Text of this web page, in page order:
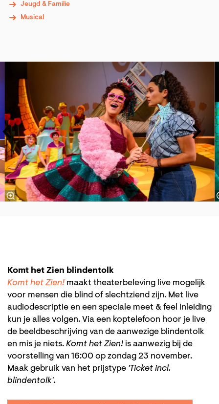
Jeugd & Familie
Musical
Komt het Zien blindentolk
Komt het Zien! maakt theaterbeleving live mogelijk
voor mensen die blind of slechtziend zijn. Met live
audiodescriptie en een speciale meet & feel inleiding
kun je alles volgen. Via een koptelefoon hoor je live
de beeldbeschrijving van de aanwezige blindentolk
en mis je niets. Komt het Zien! is aanwezig bij de
voorstelling van 16:00 op zondag 23 november.
Maak gebruik van het prijstype 'Ticket incl.
blindentolk'.